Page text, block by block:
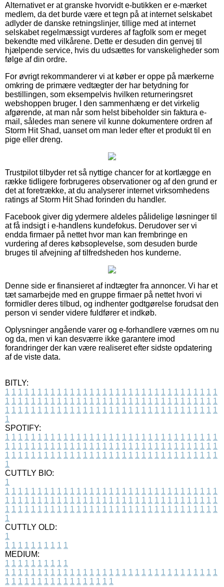
Alternativet er at granske hvorvidt e-butikken er e-mærket
medlem, da det burde være et tegn på at internet selskabet
adlyder de danske retningslinjer, tillige med at internet
selskabet regelmæssigt vurderes af fagfolk som er meget
bekendte med vilkårene. Dette er desuden din genvej til
hjælpende service, hvis du udsættes for vanskeligheder som
følge af din ordre.
For øvrigt rekommanderer vi at køber er oppe på mærkerne
omkring de primære vedtægter der har betydning for
bestillingen, som eksempelvis hvilken returneringsret
webshoppen bruger. I den sammenhæng er det virkelig
afgørende, at man når som helst bibeholder sin faktura e-
mail, således man senere vil kunne dokumentere ordren af
Storm Hit Shad, uanset om man leder efter et produkt til en
pige eller dreng.
Trustpilot tilbyder ret så nyttige chancer for at kortlægge en
række tidligere forbrugeres observationer og af den grund er
det at foretrække, at du analyserer internet virksomhedens
ratings af Storm Hit Shad forinden du handler.
Facebook giver dig ydermere aldeles pålidelige løsninger til
at få indsigt i e-handlens kundefokus. Derudover ser vi
endda firmaer på nettet hvor man kan frembringe en
vurdering af deres købsoplevelse, som desuden burde
bruges til afvejning af tilfredsheden hos kunderne.
Denne side er finansieret af indtægter fra annoncer. Vi har et
tæt samarbejde med en gruppe firmaer på nettet hvori vi
formidler deres tilbud, og indhenter godtgørelse forudsat den
person vi sender videre fuldfører et indkøb.
Oplysninger angående varer og e-forhandlere værnes om nu
og da, men vi kan desværre ikke garantere imod
forandringer der kan være realiseret efter sidste opdatering
af de viste data.
BITLY:
1 1 1 1 1 1 1 1 1 1 1 1 1 1 1 1 1 1 1 1 1 1 1 1 1 1 1 1 1 1 1 1 1
1 1 1 1 1 1 1 1 1 1 1 1 1 1 1 1 1 1 1 1 1 1 1 1 1 1 1 1 1 1 1 1 1
1 1 1 1 1 1 1 1 1 1 1 1 1 1 1 1 1 1 1 1 1 1 1 1 1 1 1 1 1 1 1 1 1
1
SPOTIFY:
1 1 1 1 1 1 1 1 1 1 1 1 1 1 1 1 1 1 1 1 1 1 1 1 1 1 1 1 1 1 1 1 1
1 1 1 1 1 1 1 1 1 1 1 1 1 1 1 1 1 1 1 1 1 1 1 1 1 1 1 1 1 1 1 1 1
1 1 1 1 1 1 1 1 1 1 1 1 1 1 1 1 1 1 1 1 1 1 1 1 1 1 1 1 1 1 1 1 1
1
CUTTLY BIO:
1
1 1 1 1 1 1 1 1 1 1 1 1 1 1 1 1 1 1 1 1 1 1 1 1 1 1 1 1 1 1 1 1 1
1 1 1 1 1 1 1 1 1 1 1 1 1 1 1 1 1 1 1 1 1 1 1 1 1 1 1 1 1 1 1 1 1
1 1 1 1 1 1 1 1 1 1 1 1 1 1 1 1 1 1 1 1 1 1 1 1 1 1 1 1 1 1 1 1 1
1
CUTTLY OLD:
1
1 1 1 1 1 1 1 1 1 1
MEDIUM:
1 1 1 1 1 1 1 1 1 1
1 1 1 1 1 1 1 1 1 1 1 1 1 1 1 1 1 1 1 1 1 1 1 1 1 1 1 1 1 1 1 1 1
1 1 1 1 1 1 1 1 1 1 1 1 1 1 1 1 1